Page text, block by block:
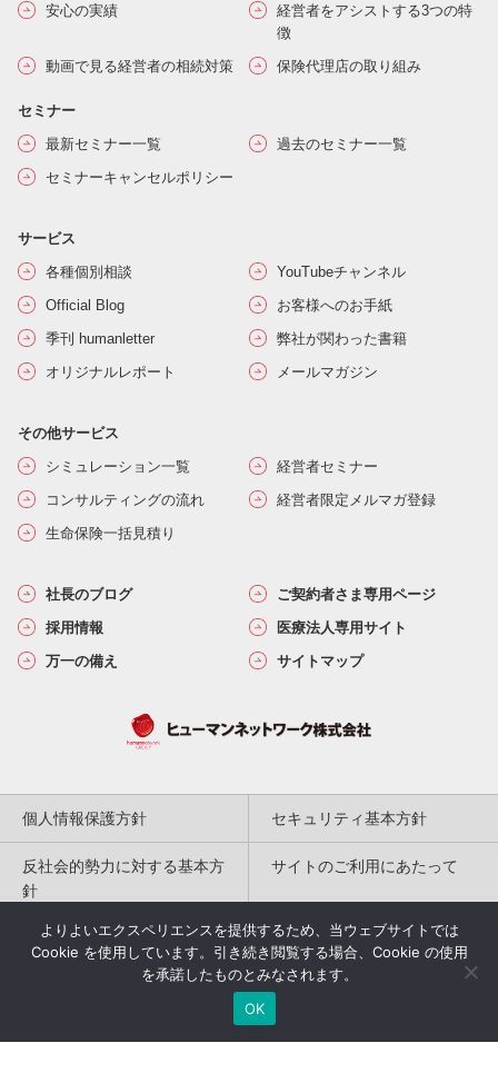
安心の実績
経営者をアシストする3つの特
徴
動画で見る経営者の相続対策
保険代理店の取り組み
セミナー
最新セミナー一覧
過去のセミナー一覧
セミナーキャンセルポリシー
サービス
各種個別相談
YouTubeチャンネル
Official Blog
お客様へのお手紙
季刊 humanletter
弊社が関わった書籍
オリジナルレポート
メールマガジン
その他サービス
シミュレーション一覧
経営者セミナー
コンサルティングの流れ
経営者限定メルマガ登録
生命保険一括見積り
社長のブログ
ご契約者さま専用ページ
採用情報
医療法人専用サイト
万一の備え
サイトマップ
個人情報保護方針 セキュリティ基本方針
反社会的勢力に対する基本方
針
サイトのご利用にあたって
勧誘方針 保険代理店の取組み
特定商取引法に基づく表記
よりよいエクスペリエンスを提供するため、当ウェブサイトでは
Cookie を使用しています。引き続き閲覧する場合、Cookie の使用
を承諾したものとみなされます。
OK